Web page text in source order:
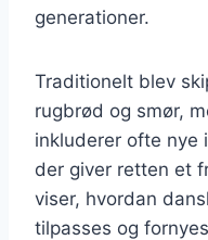
generationer.
Traditionelt blev
rugbrød og smør,
inkluderer ofte nye
der giver retten et
viser, hvordan
tilpasses og